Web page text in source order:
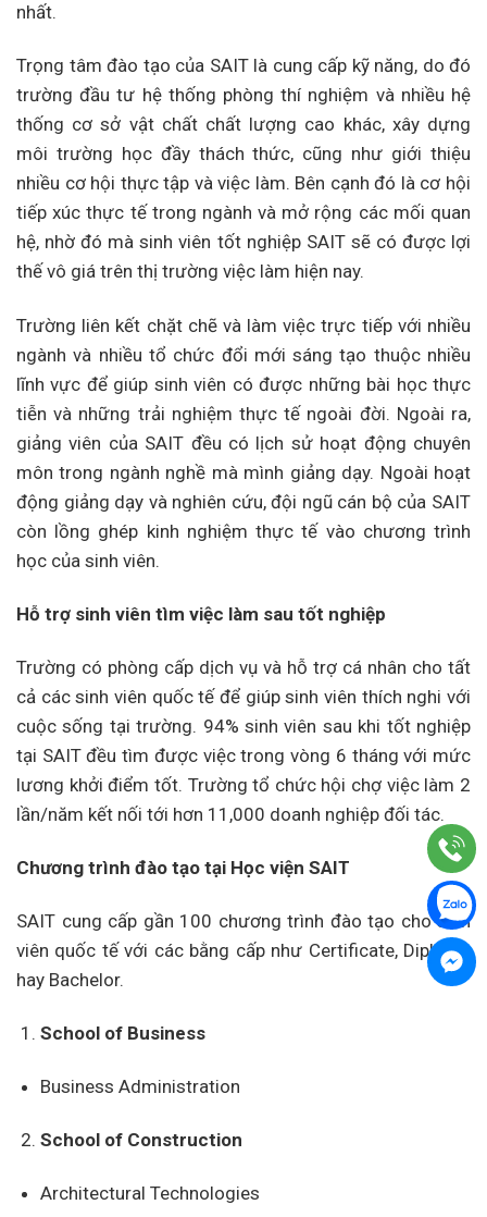
nhất.
Trọng tâm đào tạo của SAIT là cung cấp kỹ năng, do đó
trường đầu tư hệ thống phòng thí nghiệm và nhiều hệ
thống cơ sở vật chất chất lượng cao khác, xây dựng
môi trường học đầy thách thức, cũng như giới thiệu
nhiều cơ hội thực tập và việc làm. Bên cạnh đó là cơ hội
tiếp xúc thực tế trong ngành và mở rộng các mối quan
hệ, nhờ đó mà sinh viên tốt nghiệp SAIT sẽ có được lợi
thế vô giá trên thị trường việc làm hiện nay.
Trường liên kết chặt chẽ và làm việc trực tiếp với nhiều
ngành và nhiều tổ chức đổi mới sáng tạo thuộc nhiều
lĩnh vực để giúp sinh viên có được những bài học thực
tiễn và những trải nghiệm thực tế ngoài đời. Ngoài ra,
giảng viên của SAIT đều có lịch sử hoạt động chuyên
môn trong ngành nghề mà mình giảng dạy. Ngoài hoạt
động giảng dạy và nghiên cứu, đội ngũ cán bộ của SAIT
còn lồng ghép kinh nghiệm thực tế vào chương trình
học của sinh viên.
Hỗ trợ sinh viên tìm việc làm sau tốt nghiệp
Trường có phòng cấp dịch vụ và hỗ trợ cá nhân cho tất
cả các sinh viên quốc tế để giúp sinh viên thích nghi với
cuộc sống tại trường. 94% sinh viên sau khi tốt nghiệp
tại SAIT đều tìm được việc trong vòng 6 tháng với mức
lương khởi điểm tốt. Trường tổ chức hội chợ việc làm 2
lần/năm kết nối tới hơn 11,000 doanh nghiệp đối tác.
Chương trình đào tạo tại Học viện SAIT
SAIT cung cấp gần 100 chương trình đào tạo cho sinh
viên quốc tế với các bằng cấp như Certificate, Diploma
hay Bachelor.
School of Business
Business Administration
School of Construction
Architectural Technologies